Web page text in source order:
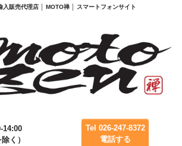
入販売代理店 │ MOTO禅 │ スマートフォンサイト
14:00
く）
Tel 026-247-8372
電話する